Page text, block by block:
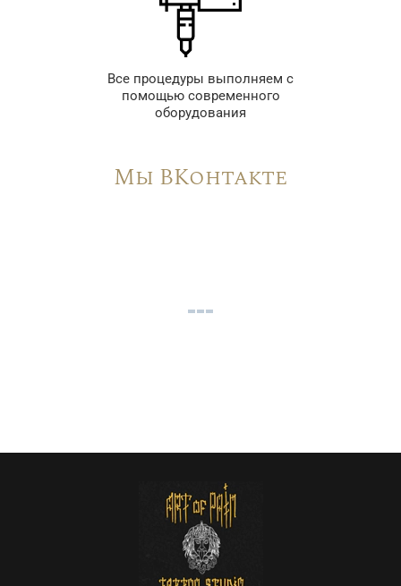
Все процедуры выполняем с
помощью современного
оборудования
Мы ВКонтакте